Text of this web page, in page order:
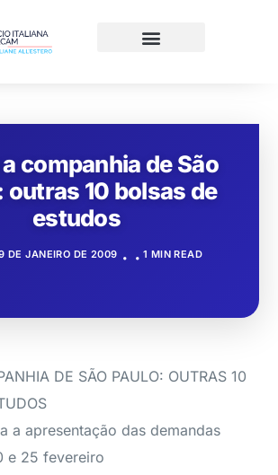
companhia de São
outras 10 bolsas de
estudos
DE JANEIRO DE 2009 1 MIN READ
DE SÃO PAULO: OUTRAS 10
a apresentação das demandas
e 25 fevereiro